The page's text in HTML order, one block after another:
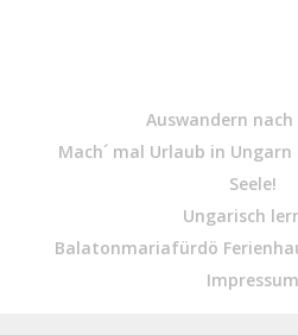
Auswandern
Mach´ mal Urlaub in
Seele!
Ungarisch
Balatonmariafürdö
Impressum